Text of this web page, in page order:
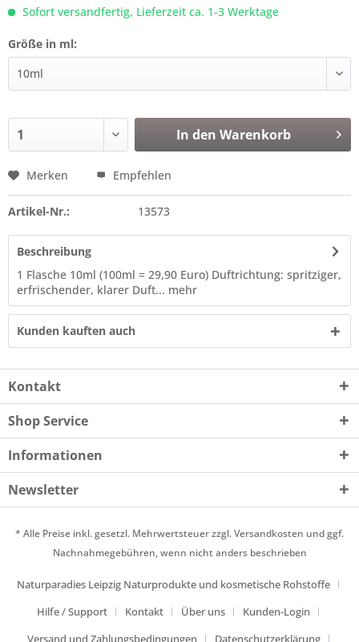
Sofort versandfertig, Lieferzeit ca. 1-3 Werktage
Größe in ml:
In den Warenkorb
Merken Empfehlen
Artikel-Nr.: 13573
Beschreibung
1 Flasche 10ml (100ml = 29,90 Euro) Duftrichtung: spritziger,
erfrischender, klarer Duft... mehr
Kunden kauften auch
Kontakt
Shop Service
Informationen
Newsletter
* Alle Preise inkl. gesetzl. Mehrwertsteuer zzgl.Versandkosten und ggf.
Nachnahmegebühren, wenn nicht anders beschrieben
Naturparadies Leipzig Naturprodukte und kosmetische Rohstoffe
Hilfe / Support
Kontakt Über uns
Kunden-Login
Versand und Zahlungsbedingungen
Datenschutzerklärung